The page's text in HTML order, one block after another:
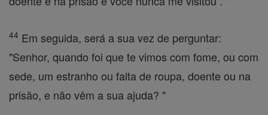
44 Em seguida, será a sua vez de perguntar:
"Senhor, quando foi que te vimos com fome, ou com
sede, um estranho ou falta de roupa, doente ou na
prisão, e não vêm a sua ajuda? "